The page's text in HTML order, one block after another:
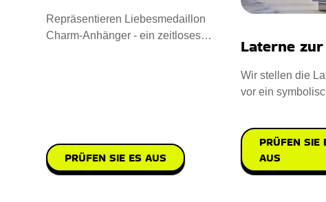
Repräsentieren Liebesmedaillon
Charm-Anhänger - ein zeitloses
PRÜFEN SIE ES AUS
Laterne
Wir stellen die
vor ein
PRÜFEN SIE
AUS